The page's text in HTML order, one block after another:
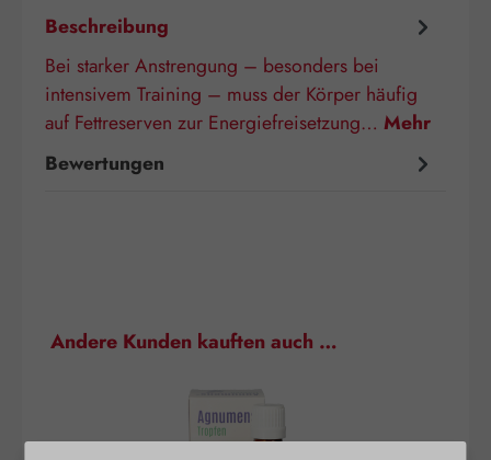
Beschreibung
Bei starker Anstrengung – besonders bei
intensivem Training – muss der Körper häufig
auf Fettreserven zur Energiefreisetzung… Mehr
Bewertungen
Produktgalerie überspringen
Andere Kunden kauften auch …